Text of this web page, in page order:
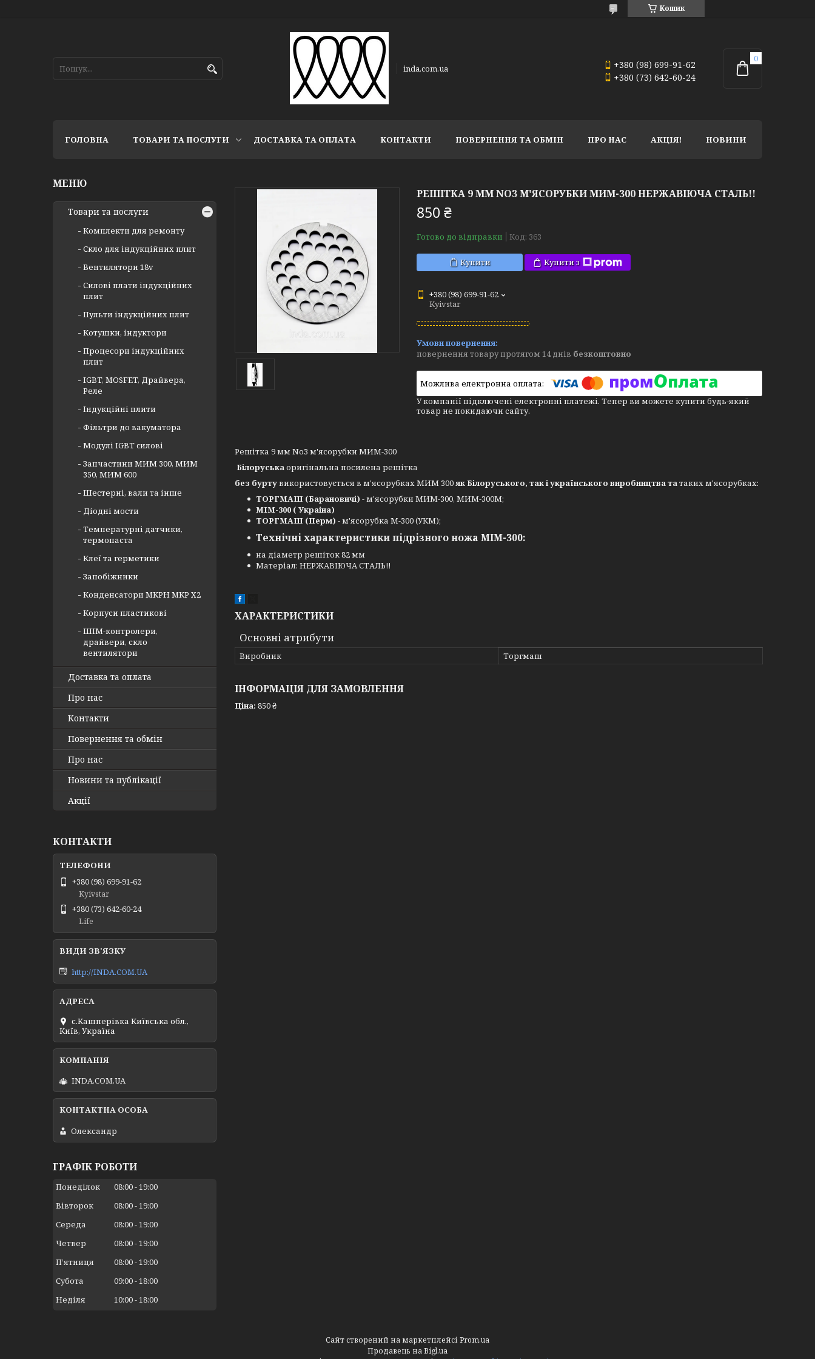
Кошик
inda.com.ua
+380 (98) 699-91-62
+380 (73) 642-60-24
ГОЛОВНА ТОВАРИ ТА ПОСЛУГИ ДОСТАВКА ТА ОПЛАТА КОНТАКТИ ПОВЕРНЕННЯ ТА ОБМІН ПРО НАС АКЦІЯ! НОВИНИ
РЕШІТКА 9 ММ NO3 М'ЯСОРУБКИ МИМ-300 НЕРЖАВІЮЧА СТАЛЬ!!
850 ₴
Готово до відправки Код: 363
Купити Купити з
+380 (98) 699-91-62
Kyivstar
повернення товару протягом 14 днів безкоштовно
У компанії підключені електронні платежі. Тепер ви можете купити будь-який
товар не покидаючи сайту.
Решітка 9 мм No3 м'ясорубки МИМ-300
Білоруськаоригінальна посилена решітка
без буртувикористовується в м'ясорубках МИМ 300як Білоруського, так і українського виробництва татаких м'ясорубках:
ТОРГМАШ (Барановичі) - м'ясорубки МИМ-300, МИМ-300М;
МІМ-300 ( Украіна)
ТОРГМАШ (Перм) - м'ясорубка М-300 (УКМ);
Технічні характеристики підрізного ножа МІМ-300:
на діаметр решіток 82 мм
Матеріал: НЕРЖАВІЮЧА СТАЛЬ!!
ХАРАКТЕРИСТИКИ
Основні атрибути
Виробник Торгмаш
ІНФОРМАЦІЯ ДЛЯ ЗАМОВЛЕННЯ
Ціна: 850 ₴
Товари та послуги
Комплекти для ремонту
Скло для індукційних плит
Вентилятори 18v
Силові плати індукційних
плит
Пульти індукційних плит
Котушки, індуктори
Процесори індукційних
плит
IGBT, MOSFET, Драйвера,
Реле
Індукційні плити
Фільтри до вакуматора
Модулі IGBT cилові
Запчастини МИМ 300, МИМ
350, МИМ 600
Шестерні, вали та інше
Діодні мости
Температурні датчики,
термопаста
Клеї та герметики
Запобіжники
Конденсатори MKPH MKP X2
Корпуси пластикові
ШІМ-контролери,
драйвери, скло
вентилятори
Доставка та оплата
Про нас
Контакти
Повернення та обмін
Про нас
Новини та публікації
Акції
КОНТАКТИ
+380 (98) 699-91-62
Kyivstar
+380 (73) 642-60-24
Life
http://INDA.COM.UA
с.Кашперівка Київська обл.,
Київ, Україна
INDA.COM.UA
Олександр
ГРАФІК РОБОТИ
Понеділок 08:00 19:00
Вівторок
08:00 19:00
Середа
08:00 19:00
Четвер
08:00 19:00
Пʼятниця
08:00 19:00
Субота
09:00 18:00
Неділя
10:00 18:00
Сайт створений на маркетплейсі Prom.ua
Продавець на Bigl.ua